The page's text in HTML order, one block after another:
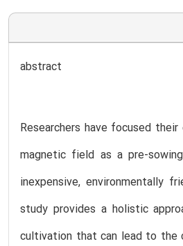
abstract
Researchers have focused
magnetic field as a pre-
inexpensive, environmentally
study provides a holistic
cultivation that can lead to the